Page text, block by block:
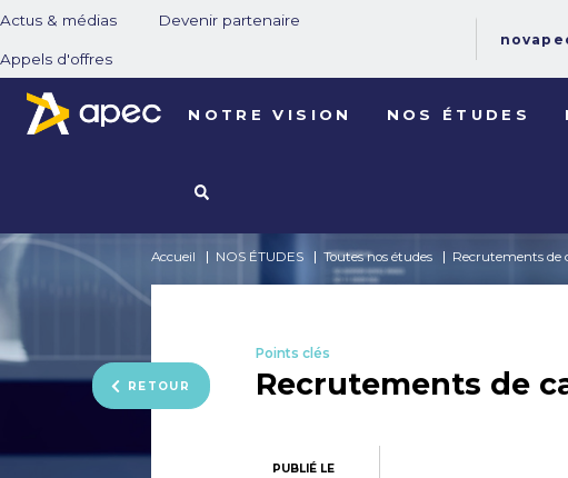
Actus & médias Devenir partenaire
Appels d'offres
NOTRE VISION NOS ÉTUDES
Accueil NOS ÉTUDES Toutes nos études Recrutements de
RETOUR
Points clés
Recrutements de
PUBLIÉ LE